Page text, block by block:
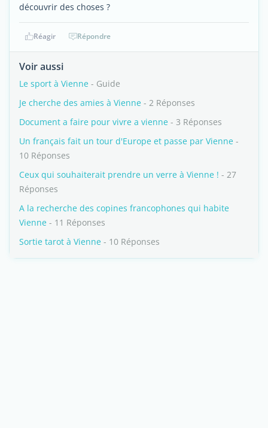
découvrir des choses ?
Réagir Répondre
Voir aussi
Le sport à Vienne - Guide
Je cherche des amies à Vienne - 2 Réponses
Document a faire pour vivre a vienne - 3 Réponses
Un français fait un tour d'Europe et passe par Vienne -
10 Réponses
Ceux qui souhaiterait prendre un verre à Vienne ! - 27
Réponses
A la recherche des copines francophones qui habite
Vienne - 11 Réponses
Sortie tarot à Vienne - 10 Réponses